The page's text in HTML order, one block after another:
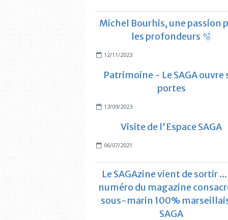
Michel Bourhis, une passion
les profondeurs 🫧
12/11/2023
Patrimoine - Le SAGA ouvre
portes
13/09/2023
Visite de l'Espace SAGA
06/07/2021
Le SAGAzine vient de sortir ...
numéro du magazine
sous-marin 100%
SAGA